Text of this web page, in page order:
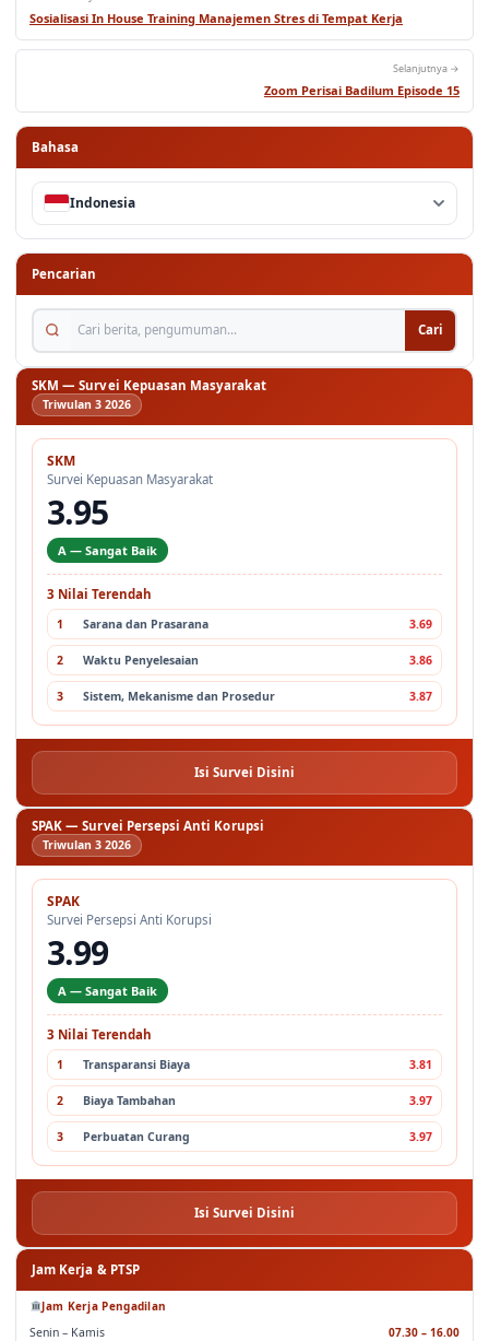
Sosialisasi In House Training Manajemen Stres di Tempat Kerja
Selanjutnya →
Zoom Perisai Badilum Episode 15
Bahasa
Indonesia
Pencarian
Cari berita, pengumuman...
Cari
SKM — Survei Kepuasan Masyarakat
Triwulan 3 2026
SKM
Survei Kepuasan Masyarakat
3.95
A — Sangat Baik
3 Nilai Terendah
1 Sarana dan Prasarana 3.69
2 Waktu Penyelesaian 3.86
3 Sistem, Mekanisme dan Prosedur 3.87
Isi Survei Disini
SPAK — Survei Persepsi Anti Korupsi
Triwulan 3 2026
SPAK
Survei Persepsi Anti Korupsi
3.99
A — Sangat Baik
3 Nilai Terendah
1 Transparansi Biaya 3.81
2 Biaya Tambahan 3.97
3 Perbuatan Curang 3.97
Isi Survei Disini
Jam Kerja & PTSP
Jam Kerja Pengadilan
Senin – Kamis
07.30 – 16.00